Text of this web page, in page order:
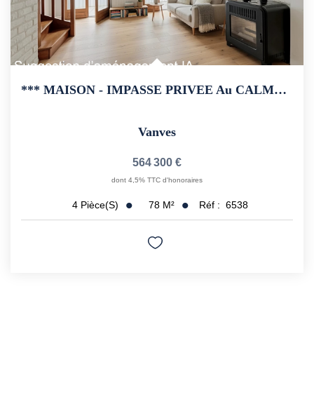
*** MAISON - IMPASSE PRIVEE Au CALME - 4 PIECES - BALCON-...
Vanves
564 300 €
dont 4,5% TTC d'honoraires
4 Pièce(s) 78 M² Réf : 6538